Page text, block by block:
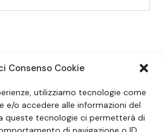
Consenso Cookie
utilizziamo tecnologie come
e/o accedere alle informazioni del
queste tecnologie ci permetterà di
SUI SOCIAL